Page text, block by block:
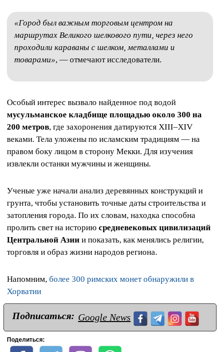
«Город был важным торговым центром на
маршрутах Великого шелкового пути, через него
проходили караваны с шелком, металлами и
товарами», — отмечают исследователи.
Особый интерес вызвало найденное под водой
мусульманское кладбище площадью около 300 на
200 метров, где захоронения датируются XIII–XIV
веками. Тела уложены по исламским традициям — на
правом боку лицом в сторону Мекки. Для изучения
извлекли останки мужчины и женщины.
Ученые уже начали анализ деревянных конструкций и
грунта, чтобы установить точные даты строительства и
затопления города. По их словам, находка способна
пролить свет на историю средневековых цивилизаций
Центральной Азии и показать, как менялись религии,
торговля и образ жизни народов региона.
Напомним, более 300 римских монет обнаружили в
Хорватии
Подписаться: Google News
Поделиться: